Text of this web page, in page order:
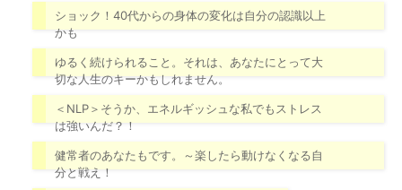
ショック！40代からの身体の変化は自分の認識以上
かも
ゆるく続けられること。それは、あなたにとって大
切な人生のキーかもしれません。
＜NLP＞そうか、エネルギッシュな私でもストレス
は強いんだ？！
健常者のあなたもです。～楽したら動けなくなる自
分と戦え！